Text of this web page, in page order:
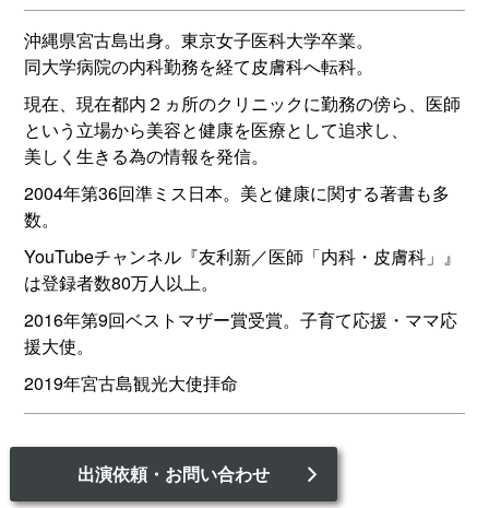
沖縄県宮古島出身。東京女子医科大学卒業。
同大学病院の内科勤務を経て皮膚科へ転科。
現在、現在都内２ヵ所のクリニックに勤務の傍ら、医師
という立場から美容と健康を医療として追求し、
美しく生きる為の情報を発信。
2004年第36回準ミス日本。美と健康に関する著書も多
数。
YouTubeチャンネル『友利新／医師「内科・皮膚科」』
は登録者数80万人以上。
2016年第9回ベストマザー賞受賞。子育て応援・ママ応
援大使。
2019年宮古島観光大使拝命
出演依頼・お問い合わせ